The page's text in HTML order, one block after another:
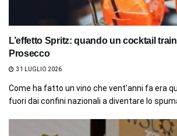
L’effetto Spritz: quando un cocktail
Prosecco
31 LUGLIO 2026
Come ha fatto un vino che vent’anni fa era
fuori dai confini nazionali a diventare lo